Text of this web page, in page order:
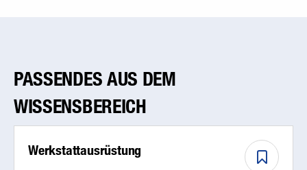
PASSENDES AUS DEM
WISSENSBEREICH
Werkstattausrüstung